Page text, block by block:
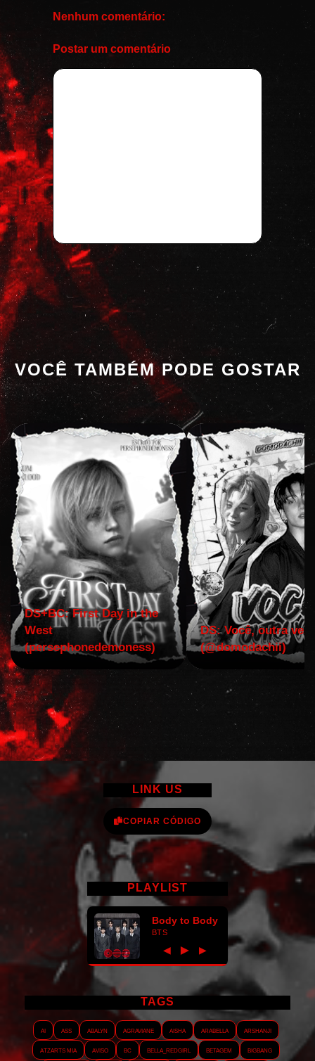
Nenhum comentário:
Postar um comentário
VOCÊ TAMBÉM PODE GOSTAR
DS+BC: First Day in the
West
(persephonedemoness)
DS: Você, outra vez!
(@domodachii)
LINK US
COPIAR CÓDIGO
PLAYLIST
Body to Body
BTS
◀ ► ▶
TAGS
AI ASS Abalyn Agraviane Aisha Arabella
Arshanji
Atzarts Mia
Aviso BC Bella_RedGirl Betagem Bigbang